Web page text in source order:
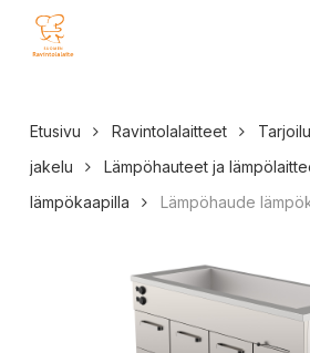
Etusivu Ravintolalaitteet
jakelu
Lämpöhauteet ja
lämpökaapilla
Lämpöhaude